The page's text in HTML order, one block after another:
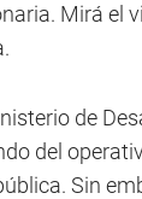
Mirá el
de
del
Sin